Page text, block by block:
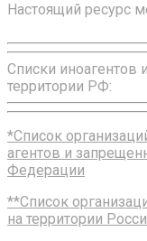
Настоящий ресурс
Списки иноагентов
территории РФ:
*Список
агентов и
Федерации
**Список
на территории